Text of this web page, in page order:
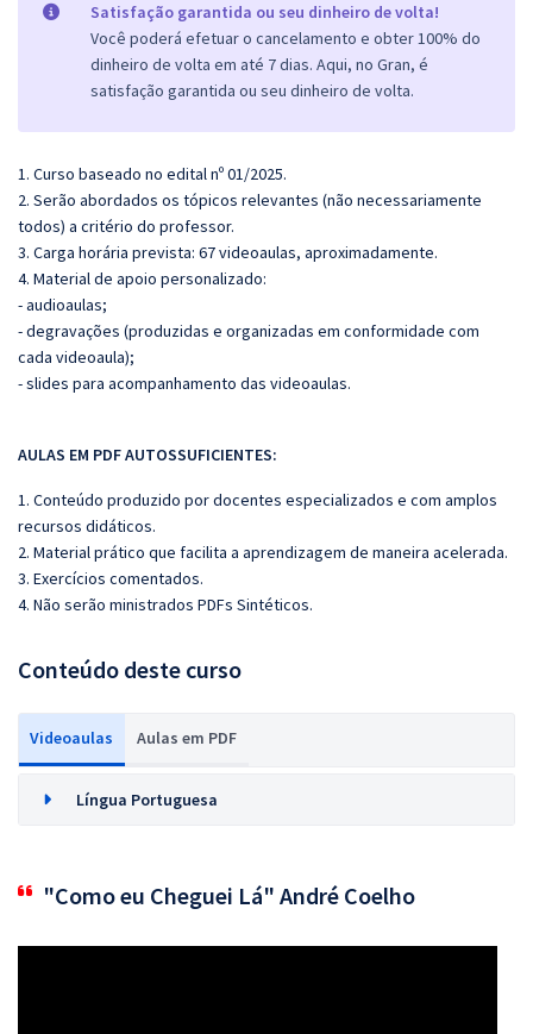
Satisfação garantida ou seu dinheiro de volta!
Você poderá efetuar o cancelamento e obter 100% do
dinheiro de volta em até 7 dias. Aqui, no Gran, é
satisfação garantida ou seu dinheiro de volta.
1. Curso baseado no edital nº 01/2025.
2. Serão abordados os tópicos relevantes (não necessariamente
todos) a critério do professor.
3. Carga horária prevista: 67 videoaulas, aproximadamente.
4. Material de apoio personalizado:
- audioaulas;
- degravações (produzidas e organizadas em conformidade com
cada videoaula);
- slides para acompanhamento das videoaulas.
AULAS EM PDF AUTOSSUFICIENTES:
1. Conteúdo produzido por docentes especializados e com amplos
recursos didáticos.
2. Material prático que facilita a aprendizagem de maneira acelerada.
3. Exercícios comentados.
4. Não serão ministrados PDFs Sintéticos.
Conteúdo deste curso
Videoaulas Aulas em PDF
Língua Portuguesa
"Como eu Cheguei Lá" André Coelho